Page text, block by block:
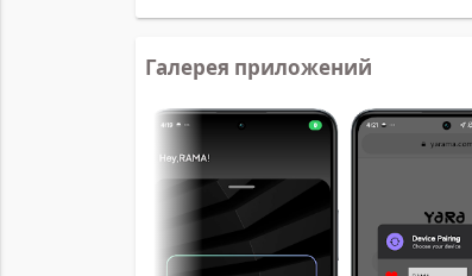
Галерея приложений